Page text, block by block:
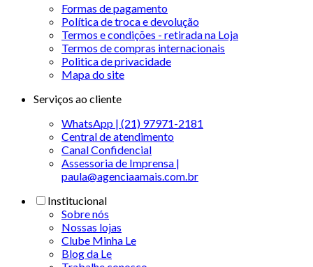
Formas de pagamento
Política de troca e devolução
Termos e condições - retirada na Loja
Termos de compras internacionais
Politica de privacidade
Mapa do site
Serviços ao cliente
WhatsApp | (21) 97971-2181
Central de atendimento
Canal Confidencial
Assessoria de Imprensa |
paula@agenciaamais.com.br
Institucional
Sobre nós
Nossas lojas
Clube Minha Le
Blog da Le